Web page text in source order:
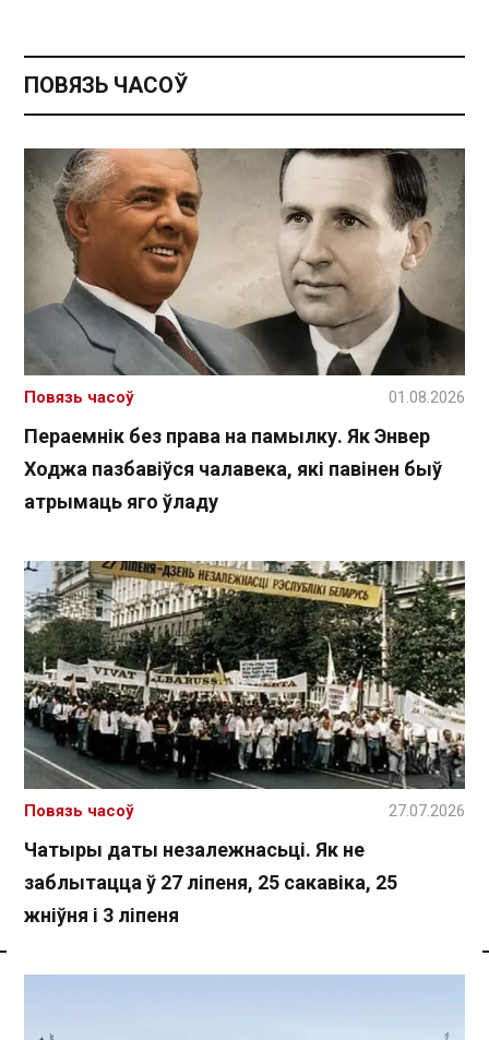
Спасылка без VPN
ПОВЯЗЬ ЧАСОЎ
Пераемнік без права на памылку. Як Энвер
Ходжа пазбавіўся чалавека, які павінен быў
атрымаць яго ўладу
Повязь часоў 01.08.2026
Чатыры даты незалежнасьці. Як не
заблытацца ў 27 ліпеня, 25 сакавіка, 25
жніўня і 3 ліпеня
Повязь часоў 27.07.2026